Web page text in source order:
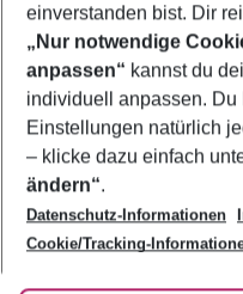
Footer
Footer navigation
Über uns
AGB
Bestpreisgarantie
Cookie-Einstellungen
Cookie-Richtlinie
Agenturbetreuung
Barrierefreies Reisen
Folge uns
einverstanden bist. Dir
„Nur notwendige
anpassen“ kannst du
individuell anpassen.
Einstellungen natürlich
– klicke dazu einfach
ändern“.
Datenschutz-Informationen
Cookie/Tracking-